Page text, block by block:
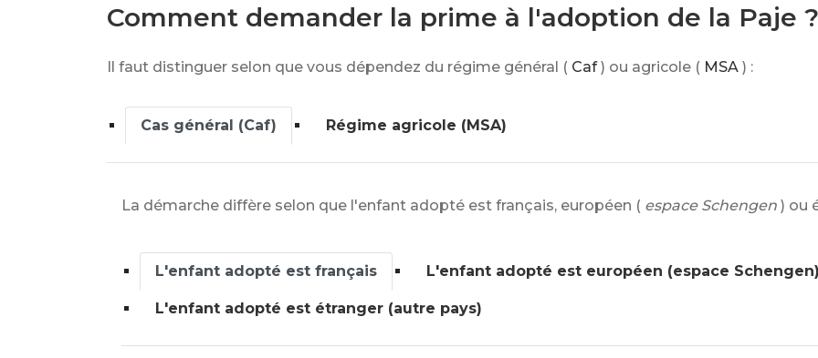
Comment demander la prime à l'adoption de la Paje ?
Il faut distinguer selon que vous dépendez du régime général ( Caf ) ou agricole ( MSA ) :
Cas général (Caf) Régime agricole (MSA)
La démarche diffère selon que l'enfant adopté est français, européen ( espace Schengen ) ou
L'enfant adopté est français L'enfant adopté est européen (espace Schengen)
L'enfant adopté est étranger (autre pays)